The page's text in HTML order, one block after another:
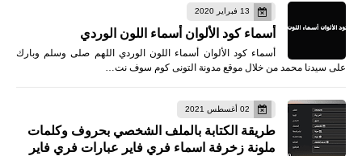
13 فبراير 2020
أسماء كود الألوان أسماء اللون الوردي
أسماء كود الألوان أسماء اللون الوردي اللهم صلى وسلم وبارك
على سيدنا محمد من خلال موقع مدونة التونى كوم سوف نت…
02 أغسطس 2021
طريقة الكتابة بالملف الشخصي بحروف وكلمات
ملونة زخرفة اسماء فري فاير عبارات فري فاير